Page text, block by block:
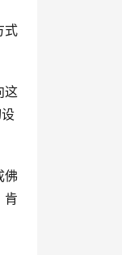
式
这
佛
肯